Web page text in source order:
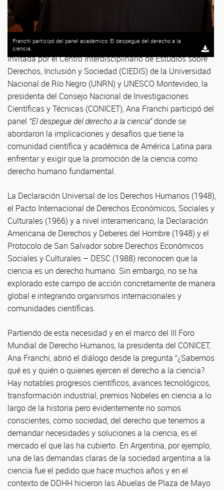
Franchi participó del panel académico: El despegue del derecho a la
ciencia.
Invitada por el Centro Interdisciplinario de Estudios sobre
Derechos, Inclusión y Sociedad (CIEDIS) de la Universidad
Nacional de Río Negro (UNRN) y UNESCO Montevideo, la
presidenta del Consejo Nacional de Investigaciones
Científicas y Técnicas (CONICET), Ana Franchi participó del
panel “El despegue del derecho a la ciencia”donde se
abordaron la implicaciones y desafíos que tiene la
comunidad científica y académica de América Latina para
enfrentar y exigir que la promoción de la ciencia como
derecho humano fundamental.
La Declaración Universal de los Derechos Humanos (1948),
el Pacto Internacional de Derechos Económicos, Sociales y
Culturales (1966) y a nivel interamericano, la Declaración
Americana de Derechos y Deberes del Hombre (1948) y el
Protocolo de San Salvador sobre Derechos Económicos
Sociales y Culturales – DESC (1988) reconocen que la
ciencia es un derecho humano. Sin embargo, no se ha
explorado este campo de acción concretamente de manera
global e integrando organismos internacionales y
comunidades científicas.
Partiendo de esta necesidad y en el marco del III Foro
Mundial de Derecho Humanos, la presidenta del CONICET,
Ana Franchi, abrió el diálogo desde la pregunta “¿Sabemos
qué es y quién o quienes ejercen el derecho a la ciencia?.
Hay notables progresos científicos, avances tecnológicos,
transformación industrial, premios Nobeles en ciencia a lo
largo de la historia pero evidentemente no somos
conscientes, como sociedad, del derecho que tenemos a
demandar necesidades y soluciones a la ciencia, es el
mercado el que las ha cubierto. En Argentina, por ejemplo,
una de las demandas claras de la sociedad argentina a la
ciencia fue el pedido que hace muchos años y en el
contexto de DDHH hicieron las Abuelas de Plaza de Mayo